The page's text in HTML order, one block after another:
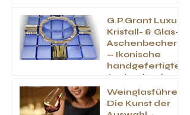
G.P.Grant Luxus
Kristall- & Glas-
Aschenbecher
— Ikonische
handgefertigte
Aschenbecher
für
Zigarrenliebhab
er
Weinglasführer:
Die Kunst der